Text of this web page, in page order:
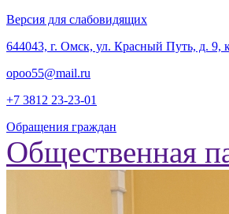
Версия для слабовидящих
‎644043, г. Омск, ул. Красный Путь, д. 9,
opoo55@mail.ru
+7 3812 23-23-01
Обращения граждан
Общественная